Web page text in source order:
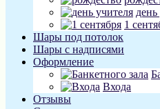
день
1
Шары под потолок
Шары с надписями
Оформление
Входа
Отзывы